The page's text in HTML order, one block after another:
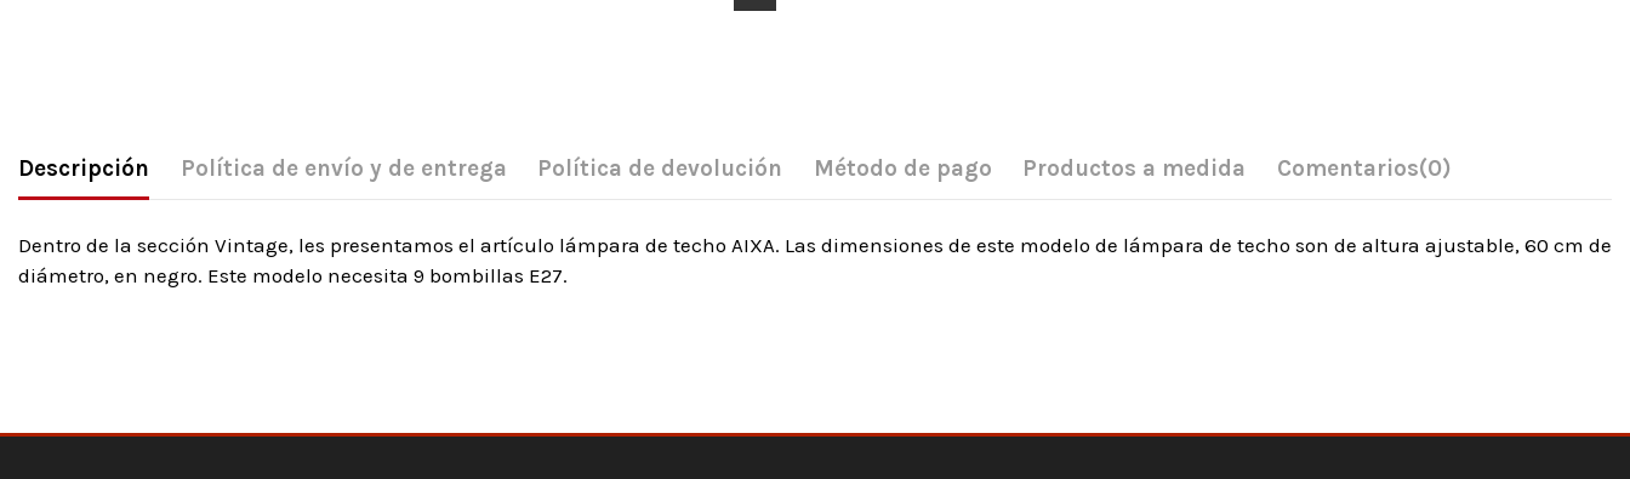
Descripción Política de envío y de entrega Política de devolución Método de pago Productos a medida Comentarios(0)
Dentro de la sección Vintage, les presentamos el artículo lámpara de techo AIXA. Las dimensiones de este modelo de lámpara de techo son de altura ajustable, 60 cm de
diámetro, en negro. Este modelo necesita 9 bombillas E27.